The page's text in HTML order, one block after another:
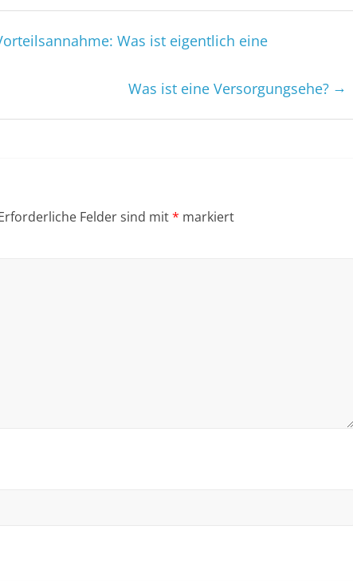
Was ist eigentlich eine
Was ist eine Versorgungsehe? →
Felder sind mit* markiert